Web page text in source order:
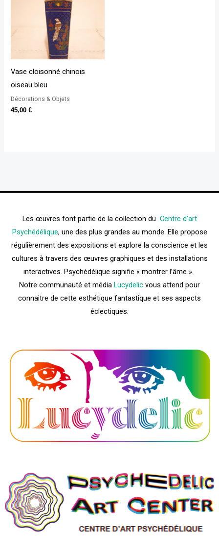
Vase cloisonné chinois
oiseau bleu
Décorations & Objets
45,00€
Les œuvres font partie de la collection du Centre d’art
Psychédélique, une des plus grandes au monde. Elle propose
régulièrement des expositions et explore la conscience et les
cultures à travers des œuvres graphiques et des installations
interactives. Psychédélique signifie « montrer l’âme ».
Notre communauté et média Lucydelic vous attend pour
connaitre de cette esthétique fantastique et ses aspects
éclectiques.